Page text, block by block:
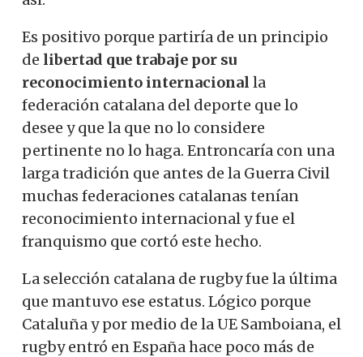
Es positivo porque partiría de un principio
de libertad que trabaje por su
reconocimiento internacional la
federación catalana del deporte que lo
desee y que la que no lo considere
pertinente no lo haga. Entroncaría con una
larga tradición que antes de la Guerra Civil
muchas federaciones catalanas tenían
reconocimiento internacional y fue el
franquismo que cortó este hecho.
La selección catalana de rugby fue la última
que mantuvo ese estatus. Lógico porque
Cataluña y por medio de la UE Samboiana, el
rugby entró en España hace poco más de